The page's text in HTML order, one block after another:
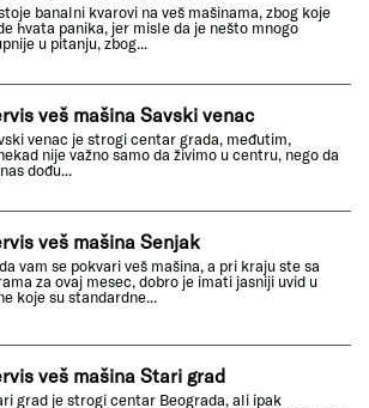
banalni kvarovi na veš mašinama, zbog koje
hvata panika, jer misle da je nešto mnogo
u pitanju, zbog...
veš mašina Savski venac
venac je strogi centar grada, međutim,
nije važno samo da živimo u centru, nego da
dođu...
veš mašina Senjak
vam se pokvari veš mašina, a pri kraju ste sa
za ovaj mesec, dobro je imati jasniji uvid u
koje su standardne...
veš mašina Stari grad
grad je strogi centar Beograda, ali ipak